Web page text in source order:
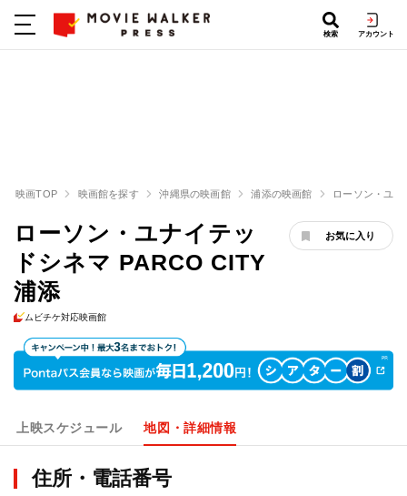
検索 アカウント
映画TOP 映画館を探す 沖縄県の映画館 浦添の映画館 ローソン・ユ
ローソン・ユナイテッ
ドシネマ PARCO CITY
浦添
ムビチケ対応映画館
お気に入り
上映スケジュール 地図・詳細情報
住所・電話番号